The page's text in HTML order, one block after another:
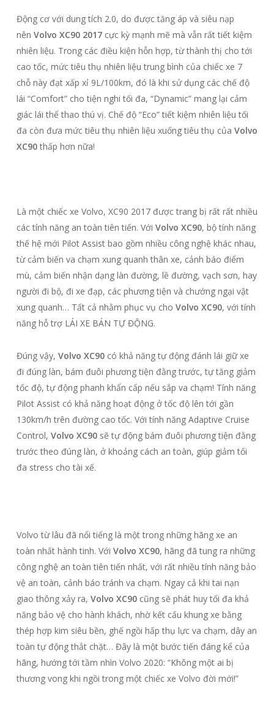
Động cơ với dung tích 2.0, do được tăng áp và siêu nạp
nên Volvo XC90 2017cực kỳ mạnh mẽ mà vẫn rất tiết kiệm
nhiên liệu. Trong các điều kiện hỗn hợp, từ thành thị cho tới
cao tốc, mức tiêu thụ nhiên liệu trung bình của chiếc xe 7
chỗ này đạt xấp xỉ 9L/100km, đó là khi sử dụng các chế độ
lái “Comfort” cho tiện nghi tối đa, “Dynamic” mang lại cảm
giác lái thể thao thú vị. Chế độ “Eco” tiết kiệm nhiên liệu tối
đa còn đưa mức tiêu thụ nhiên liệu xuống tiêu thụ của Volvo
XC90thấp hơn nữa!
Là một chiếc xe Volvo, XC90 2017 được trang bị rất rất nhiều
các tính năng an toàn tiên tiến. Với Volvo XC90, bộ tính năng
thế hệ mới Pilot Assist bao gồm nhiều công nghệ khác nhau,
từ cảm biến va chạm xung quanh thân xe, cảnh báo điểm
mù, cảm biến nhận dạng làn đường, lề đường, vạch sơn, hay
người đi bộ, đi xe đạp, các phương tiện và chướng ngại vật
xung quanh… Tất cả nhằm phục vụ cho Volvo XC90, với tính
năng hỗ trợ LÁI XE BÁN TỰ ĐỘNG.
Đúng vậy, Volvo XC90có khả năng tự động đánh lái giữ xe
đi đúng làn, bám đuôi phương tiện đằng trước, tự tăng giảm
tốc độ, tự động phanh khẩn cấp nếu sắp va chạm! Tính năng
Pilot Assist có khả năng hoạt động ở tốc độ lên tới gần
130km/h trên đường cao tốc. Với tính năng Adaptive Cruise
Control, Volvo XC90sẽ tự động bám đuôi phương tiện đằng
trước theo đúng làn, ở khoảng cách an toàn, giúp giảm tối
đa stress cho tài xế.
Volvo từ lâu đã nổi tiếng là một trong những hãng xe an
toàn nhất hành tinh. Với Volvo XC90, hãng đã tung ra những
công nghệ an toàn tiên tiến nhất, với rất nhiều tính năng bảo
vệ an toàn, cảnh báo tránh va chạm. Ngay cả khi tai nạn
giao thông xảy ra, Volvo XC90cũng sẽ phát huy tối đa khả
năng bảo vệ cho hành khách, nhờ kết cấu khung xe bằng
thép hợp kim siêu bền, ghế ngồi hấp thụ lực va chạm, dây an
toàn tự động thắt chặt… Đây là một bước tiến đáng kể của
hãng, hướng tới tầm nhìn Volvo 2020: “Không một ai bị
thương vong khi ngồi trong một chiếc xe Volvo đời mới!”